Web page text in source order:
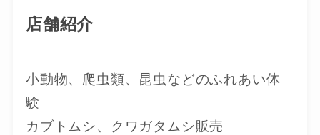
店舗紹介
小動物、爬虫類、昆虫などのふれあい体
験
カブトムシ、クワガタムシ販売